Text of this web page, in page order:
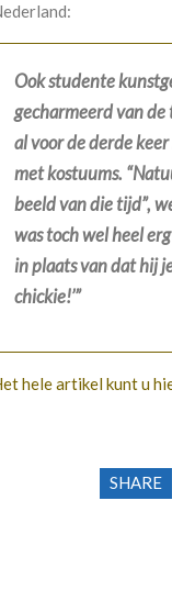
Ook studente
gecharmeerd van
al voor de derde
met kostuums.
beeld van die tijd”,
was toch wel heel
in plaats van dat hij
chickie!’”
hele artikel kunt u
SHARE